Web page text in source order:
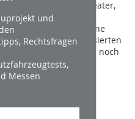
Comedy, Figurentheater,
Ausstellungen: Der
ist für die Stadt Herne
die revitalisierten
weit hinaus noch
Menschen zu
Agentur für
und
Rechtsfragen
Messen